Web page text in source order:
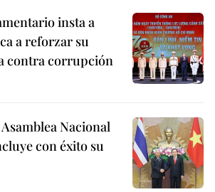
insta a
a reforzar su
contra corrupción
Nacional
con éxito su